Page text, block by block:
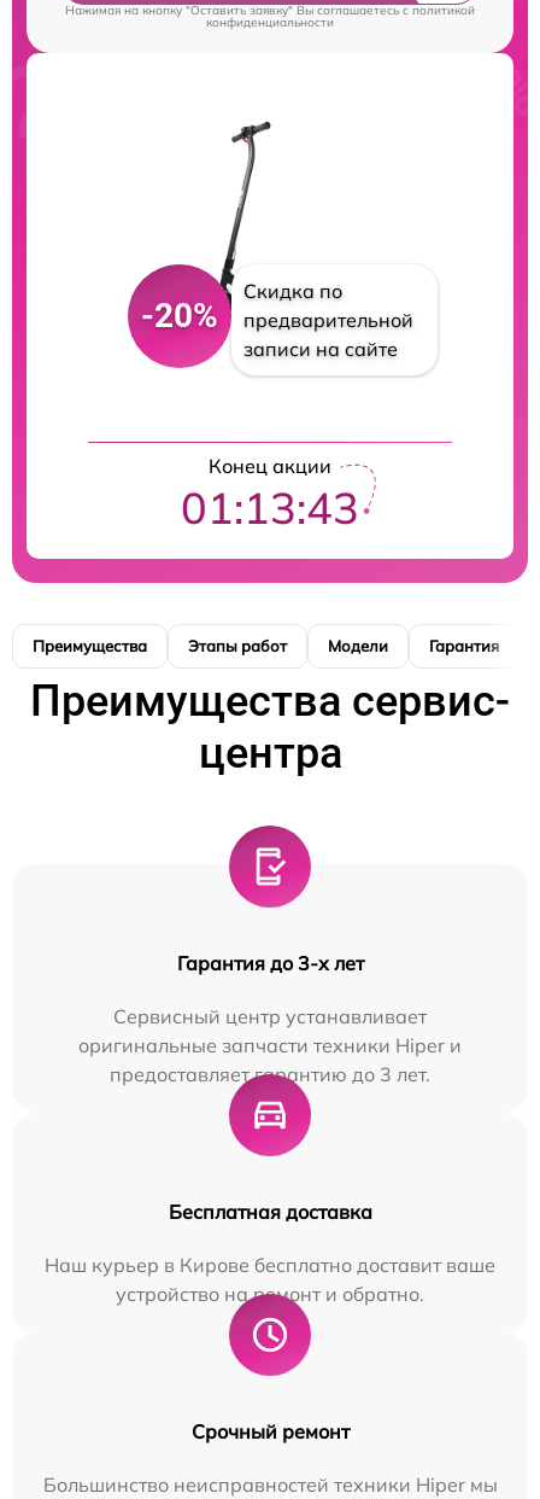
Нажимая на кнопку "Оставить заявку" Вы соглашаетесь cполитикой
конфиденциальности
-20%
Скидка по
предварительной
записи на сайте
Конец акции
01:13:42
Преимущества Этапы работ Модели Гарантия
Преимущества сервис-
центра
Гарантия до 3-х лет
Сервисный центр устанавливает
оригинальные запчасти техники Hiper и
предоставляет гарантию до 3 лет.
Бесплатная доставка
Наш курьер в Кирове бесплатно доставит ваше
устройство на ремонт и обратно.
Срочный ремонт
Большинство неисправностей техники Hiper мы